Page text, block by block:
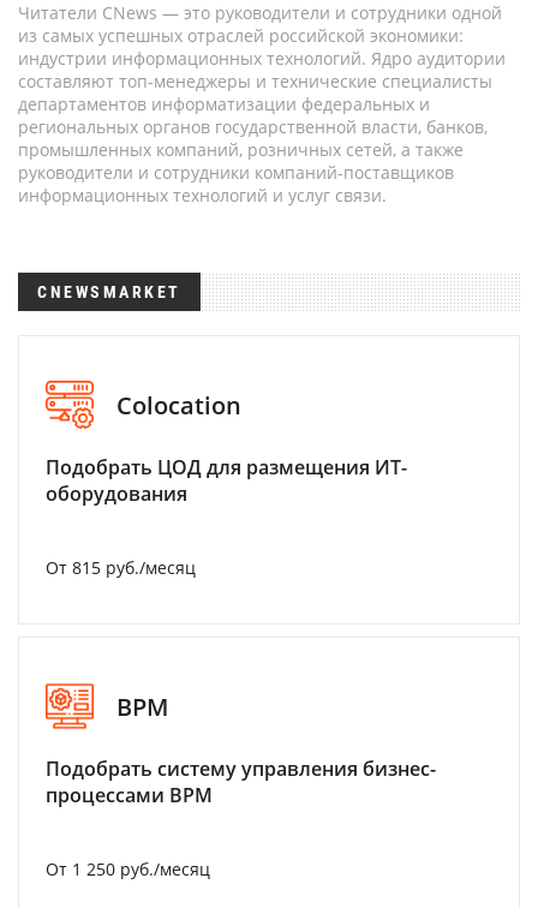
Читатели CNews — это руководители и сотрудники одной
из самых успешных отраслей российской экономики:
индустрии информационных технологий. Ядро аудитории
составляют топ-менеджеры и технические специалисты
департаментов информатизации федеральных и
региональных органов государственной власти, банков,
промышленных компаний, розничных сетей, а также
руководители и сотрудники компаний-поставщиков
информационных технологий и услуг связи.
CNEWSMARKET
Colocation
Подобрать ЦОД для размещения ИТ-
оборудования
От 815 руб./месяц
BPM
Подобрать систему управления бизнес-
процессами BPM
От 1 250 руб./месяц